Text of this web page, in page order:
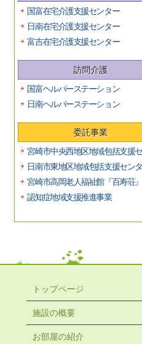
国富在宅介護支援センター
日南在宅介護支援センター
富吉在宅介護支援センター
訪問介護
国富ヘルパーステーション
日南ヘルパーステーション
委託事業
宮崎市中央西地区地域包括支援
日南市東地区地域包括支援セン
宮崎市高岡老人福祉館『百寿荘』
認知症地域支援推進事業
トップページ
施設の概要
お部屋の紹介